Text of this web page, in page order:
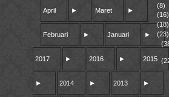
April ► Maret ►
Februari ► Januari ►
2017 ► 2016 ► 2015
► 2014 ► 2013 ►
(8)
(16)
(18)
(23)